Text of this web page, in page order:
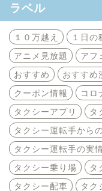
ラベル
１０万越え １日の
アニメ見放題
アフ
おすすめ
おすすめ
クーポン情報
コロ
タクシーアプリ
タ
タクシー運転手から
タクシー運転手の実
タクシー乗り場
タ
タクシー配車
タク